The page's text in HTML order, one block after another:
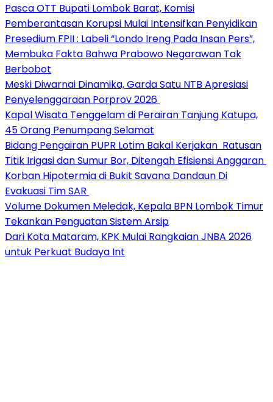
Pasca OTT Bupati Lombok Barat, Komisi
Pemberantasan Korupsi Mulai Intensifkan Penyidikan
Presedium FPII : Labeli “Londo Ireng Pada Insan Pers”,
Membuka Fakta Bahwa Prabowo Negarawan Tak
Berbobot
Meski Diwarnai Dinamika, Garda Satu NTB Apresiasi
Penyelenggaraan Porprov 2026 ‎
Kapal Wisata Tenggelam di Perairan Tanjung Katupa,
45 Orang Penumpang Selamat
Bidang Pengairan PUPR Lotim Bakal Kerjakan Ratusan
Titik Irigasi dan Sumur Bor, Ditengah Efisiensi Anggaran
Korban Hipotermia di Bukit Savana Dandaun Di
Evakuasi Tim SAR
Volume Dokumen Meledak, Kepala BPN Lombok Timur
Tekankan Penguatan Sistem Arsip
Dari Kota Mataram, KPK Mulai Rangkaian JNBA 2026
untuk Perkuat Budaya Int